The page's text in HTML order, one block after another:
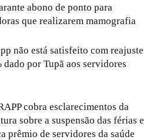
abono de ponto para
que realizarem mamografia
não está satisfeito com reajuste
dado por Tupã aos servidores
cobra esclarecimentos da
sobre a suspensão das férias e
prêmio de servidores da saúde